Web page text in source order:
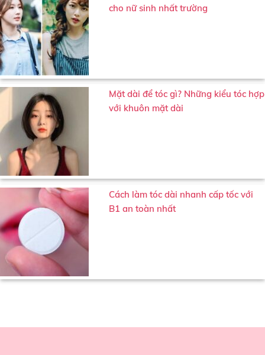
cho nữ sinh nhất trường
Mặt dài để tóc gì? Những kiểu tóc hợp
với khuôn mặt dài
Cách làm tóc dài nhanh cấp tốc với
B1 an toàn nhất